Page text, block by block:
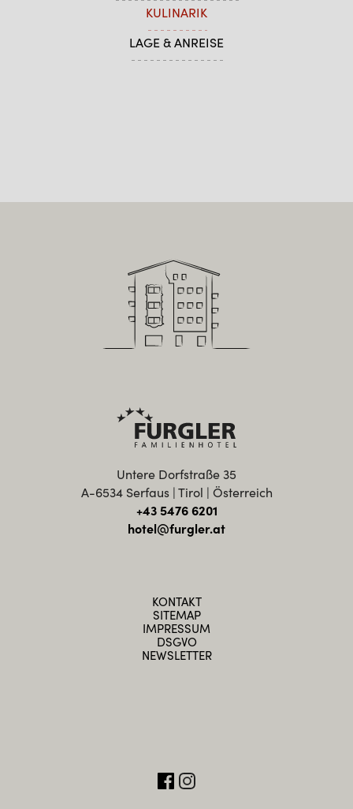
KULINARIK
LAGE & ANREISE
KONTAKT
SITEMAP
IMPRESSUM
DSGVO
NEWSLETTER
Untere Dorfstraße 35
A-6534 Serfaus | Tirol | Österreich
+43 5476 6201
hotel@furgler.at